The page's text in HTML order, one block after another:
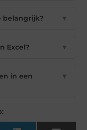
belangrijk? ▼
Excel? ▼
in een
▼